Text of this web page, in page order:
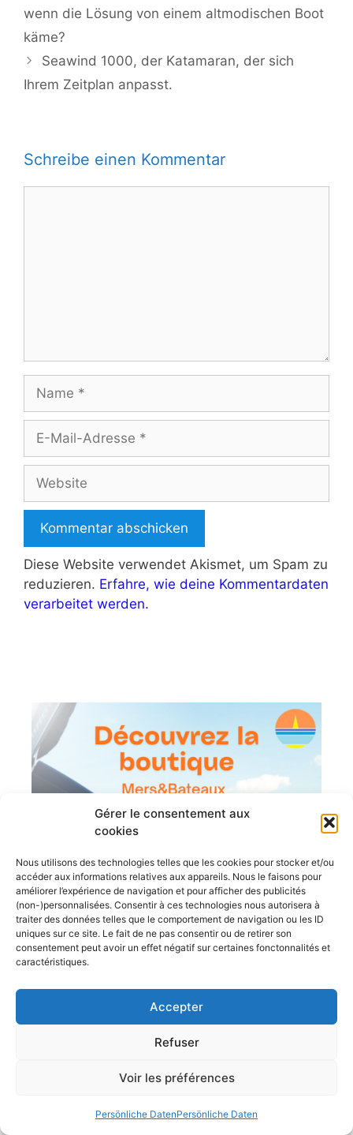
Gérer le consentement aux
cookies
Nous utilisons des technologies telles que les cookies pour stocker et/ou
accéder aux informations relatives aux appareils. Nous le faisons pour
améliorer l’expérience de navigation et pour afficher des publicités
(non-)personnalisées. Consentir à ces technologies nous autorisera à
traiter des données telles que le comportement de navigation ou les ID
uniques sur ce site. Le fait de ne pas consentir ou de retirer son
consentement peut avoir un effet négatif sur certaines fonctonnalités et
caractéristiques.
Accepter
Refuser
Voir les préférences
Persönliche DatenPersönliche Daten
wenn die Lösung von einem altmodischen Boot
käme?
Seawind 1000, der Katamaran, der sich
Ihrem Zeitplan anpasst.
Schreibe einen Kommentar
Name
Adresse
Website
Diese Website verwendet Akismet, um Spam zu
reduzieren. Erfahre, wie deine Kommentardaten
verarbeitet werden.